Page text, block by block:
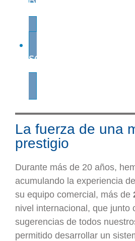
DE PRINCIPIO A FIN
SOPORTE GLOBAL
La fuerza de una
prestigio
Durante más de 20 años,
acumulando la experiencia
su equipo comercial, más de
nivel internacional, que junto
sugerencias de todos
permitido desarrollar un